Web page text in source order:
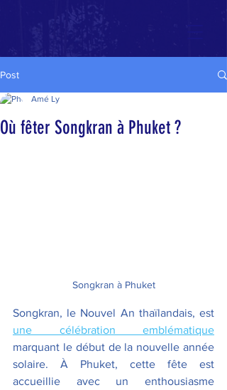
Post
Où fêter Songkran à Phuket ?
Amé Ly
Songkran à Phuket
une célébration emblématique
marquant le début de la nouvelle année
solaire. À Phuket, cette fête est
accueillie avec un enthousiasme